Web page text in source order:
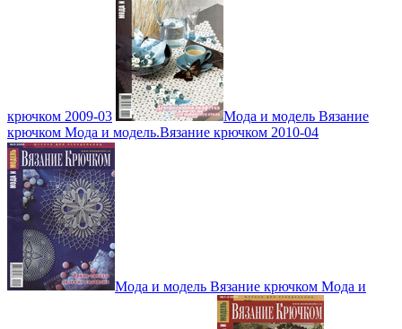
крючком 2009-03
Мода и модель Вязание
крючком Мода и модель.Вязание крючком 2010-04
Мода и модель Вязание крючком Мода и